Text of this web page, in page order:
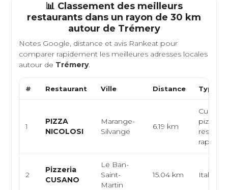
📊 Classement des meilleurs
restaurants dans un rayon de 30 km
autour de Trémery
Notes Google, distance et avis Rankeat pour
comparer rapidement les meilleures adresses locales
autour de Trémery.
# Restaurant Ville Distance Type
1
PIZZA
NICOLOSI
Marange-
Silvange
6.19 km
Cuisine
pizzeria,
rapide
2
Pizzeria
CUSANO
Le Ban-
Saint-
Martin
15.04 km